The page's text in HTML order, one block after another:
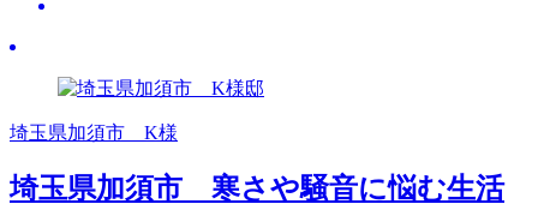
埼玉県加須市 K様
埼玉県加須市 寒さや騒音に悩む生活